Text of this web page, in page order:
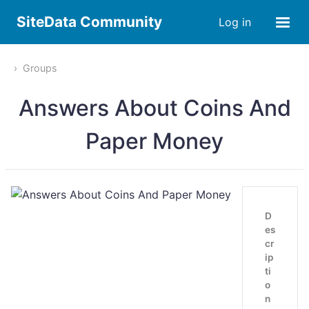
SiteData Community Log in
Groups
Answers About Coins And
Paper Money
D
es
cr
ip
ti
o
n